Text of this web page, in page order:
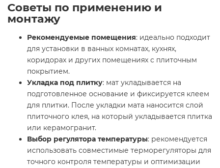
Советы по применению и
монтажу
Рекомендуемые помещения: идеально подходит
для установки в ванных комнатах, кухнях,
коридорах и других помещениях с плиточным
покрытием.​
Укладка под плитку: мат укладывается на
подготовленное основание и фиксируется клеем
для плитки. После укладки мата наносится слой
плиточного клея, на который укладывается плитка
или керамогранит.​
Выбор регулятора температуры: рекомендуется
использовать совместимые терморегуляторы для
точного контроля температуры и оптимизации